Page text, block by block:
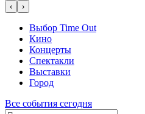
‹ ›
Выбор Time Out
Кино
Концерты
Спектакли
Выставки
Город
Все события сегодня